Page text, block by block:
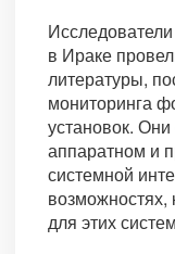
в Ираке
литературы,
мониторинга
установок.
аппаратном и
системной
для этих